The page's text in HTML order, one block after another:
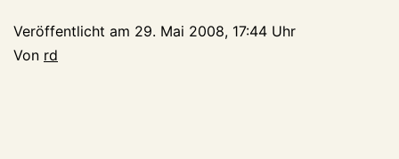
Veröffentlicht am 29. Mai 2008, 17:44 Uhr
Von rd